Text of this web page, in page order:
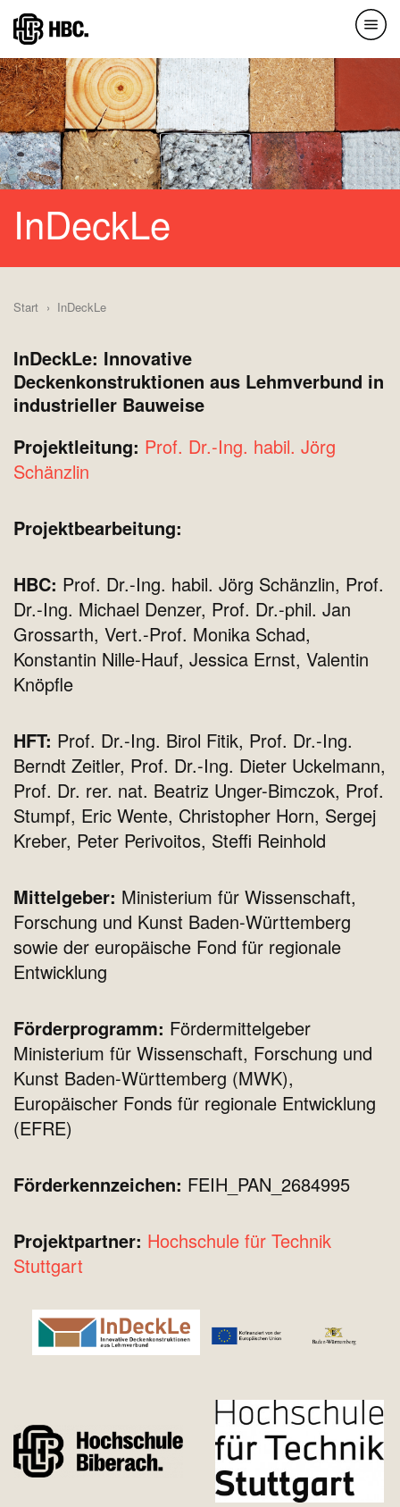
Direkt
zum
Inhalt
InDeckLe
Start InDeckLe
InDeckLe: Innovative
Deckenkonstruktionen aus Lehmverbund in
industrieller Bauweise
Projektleitung: Prof. Dr.-Ing. habil. Jörg
Schänzlin
Projektbearbeitung:
HBC: Prof. Dr.-Ing. habil. Jörg Schänzlin, Prof.
Dr.-Ing. Michael Denzer, Prof. Dr.-phil. Jan
Grossarth, Vert.-Prof. Monika Schad,
Konstantin Nille-Hauf, Jessica Ernst, Valentin
Knöpfle
HFT: Prof. Dr.-Ing. Birol Fitik, Prof. Dr.-Ing.
Berndt Zeitler, Prof. Dr.-Ing. Dieter Uckelmann,
Prof. Dr. rer. nat. Beatriz Unger-Bimczok, Prof.
Stumpf, Eric Wente, Christopher Horn, Sergej
Kreber, Peter Perivoitos, Steffi Reinhold
Mittelgeber: Ministerium für Wissenschaft,
Forschung und Kunst Baden-Württemberg
sowie der europäische Fond für regionale
Entwicklung
Förderprogramm: Fördermittelgeber
Ministerium für Wissenschaft, Forschung und
Kunst Baden-Württemberg (MWK),
Europäischer Fonds für regionale Entwicklung
(EFRE)
Förderkennzeichen: FEIH_PAN_2684995
Projektpartner: Hochschule für Technik
Stuttgart